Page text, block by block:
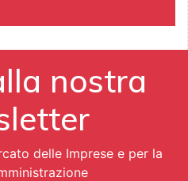
nostra
delle Imprese e per la